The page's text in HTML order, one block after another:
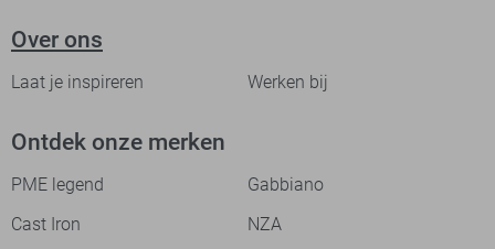
Over ons
Laat je inspireren Werken bij
Ontdek onze merken
PME legend
Gabbiano
Cast Iron
NZA